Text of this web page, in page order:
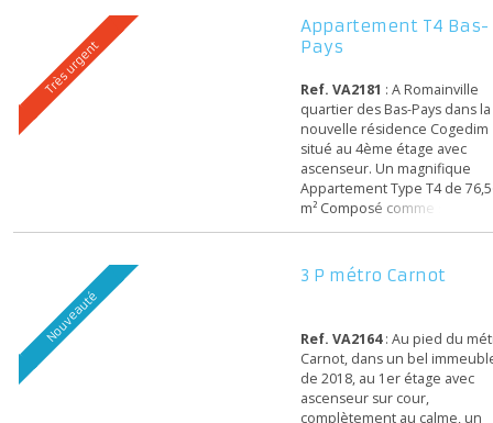
immeuble de standing de
étages avec ascenseur,
en EXCLUSIVITÉ un
type 4 Pièces de 79 m²,
comprenant: entrée,
dégagements, grand
double lumineux, cuisine
meublée et équipée,
chambres (possibilité de
chambre), sa...
Appartement T4
Pays
Ref. VA2181: A
quartier des Bas-Pays
situé au 4ème étage avec
m² Composé comme suit
grande entrée avec
rangements, Un vaste
séjour donnant sur une
de 10,71 m², idéale pour
3 P métro Carnot